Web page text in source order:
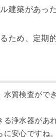
建築があっ
ため、定期
水質検査がで
る浄水器があ
に安心ですね。